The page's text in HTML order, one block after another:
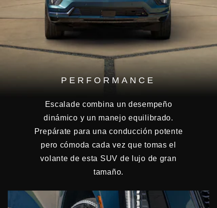
PERFORMANCE
Escalade combina un desempeño
dinámico y un manejo equilibrado.
Prepárate para una conducción potente
pero cómoda cada vez que tomas el
volante de esta SUV de lujo de gran
tamaño.